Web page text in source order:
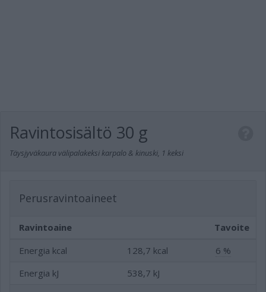
Ravintosisältö 30 g
Täysjyväkaura välipalakeksi karpalo & kinuski, 1 keksi
Perusravintoaineet
Ravintoaine
Tavoite
Energia kcal
128,7 kcal
6 %
Energia kJ
538,7 kJ